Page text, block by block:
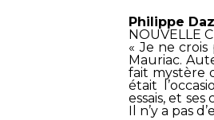
Philippe
NOUVELLE
« Je ne crois
Mauriac.
fait mystère
était
essais, et
Il n’y a pas